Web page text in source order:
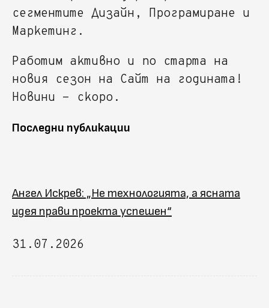
сегментите Дизайн, Програмиране и
Маркетинг.
Работим активно и по старта на
новия сезон на Сайт на годината!
Новини - скоро.
Последни публикации
Ангел Искрев: „Не технологията, а ясната
идея прави проекта успешен“
31.07.2026